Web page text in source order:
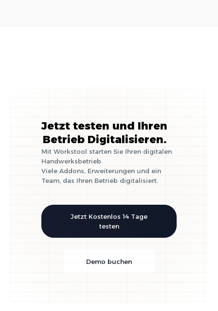
Jetzt testen und Ihren
Betrieb Digitalisieren.
Mit Workstool starten Sie Ihren digitalen
Handwerksbetrieb.
Viele Addons, Erweiterungen und ein
Team, das Ihren Betrieb digitalisiert.
Jetzt Kostenlos 14 Tage
testen
Demo buchen